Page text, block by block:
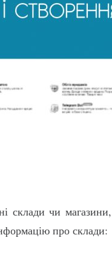
склади чи
про склади: